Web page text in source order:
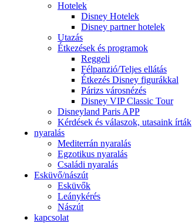
Hotelek
Disney Hotelek
Disney partner hotelek
Utazás
Étkezések és programok
Reggeli
Félpanzió/Teljes ellátás
Étkezés Disney figurákkal
Párizs városnézés
Disney VIP Classic Tour
Disneyland Paris APP
Kérdések és válaszok, utasaink írták
nyaralás
Mediterrán nyaralás
Egzotikus nyaralás
Családi nyaralás
Esküvő/nászút
Esküvők
Leánykérés
Nászút
kapcsolat